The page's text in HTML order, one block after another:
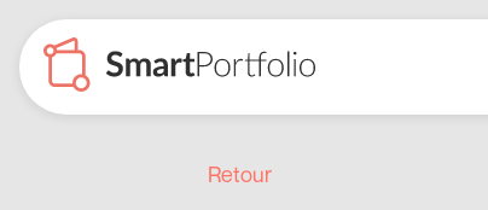
Retour